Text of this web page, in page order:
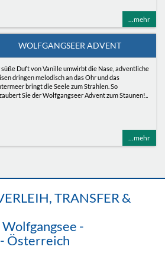
...mehr
WOLFGANGSEER ADVENT
süße Duft von Vanille umwirbt die Nase, adventliche
dringen melodisch an das Ohr und das
bringt die Seele zum Strahlen. So
Sie der Wolfgangseer Advent zum Staunen!..
...mehr
TRANSFER &
-
Österreich